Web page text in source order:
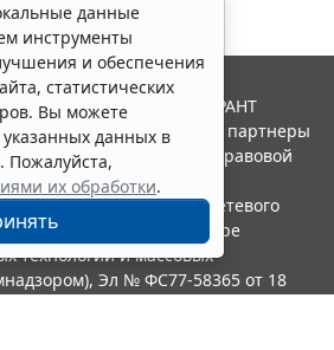
данные
инструменты
и обеспечения
статистических
Вы можете
указанных данных в
Пожалуйста,
их обработки.
2026. Система ГАРАНТ
Компания "Гарант" и ее партнеры
Российской ассоциации правовой
в качестве сетевого
службой по надзору в сфере
технологий и массовых
Эл № ФС77-58365 от 18